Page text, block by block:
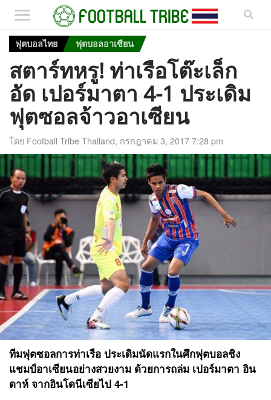
ฟุตบอลไทย ฟุตบอลอาเซียน
สตาร์ทหรู! ท่าเรือโต๊ะเล็ก
อัด เปอร์มาตา 4-1 ประเดิม
ฟุตซอลจ้าวอาเซียน
โดย Football Tribe Thailand, กรกฎาคม 3, 2017 7:28 pm
ทีมฟุตซอลการท่าเรือ ประเดิมนัดแรกในศึกฟุตบอลชิง
แชมป์อาเซียนอย่างสวยงาม ด้วยการถล่ม เปอร์มาตา อิน
ดาห์ จากอินโดนีเซียไป 4-1